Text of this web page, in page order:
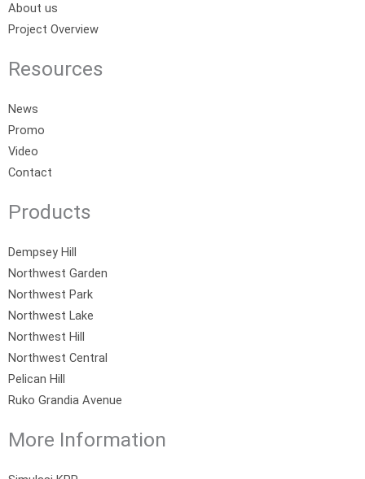
About us
Project Overview
Resources
News
Promo
Video
Contact
Products
Dempsey Hill
Northwest Garden
Northwest Park
Northwest Lake
Northwest Hill
Northwest Central
Pelican Hill
Ruko Grandia Avenue
More Information